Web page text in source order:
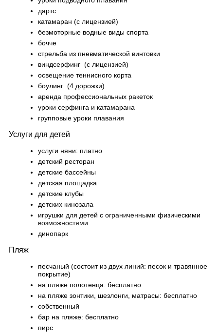
дартс
катамаран (с лицензией)
безмоторные водные виды спорта
бочче
стрельба из пневматической винтовки
виндсерфинг (с лицензией)
освещение теннисного корта
боулинг (4 дорожки)
аренда профессиональных ракеток
уроки серфинга и катамарана
групповые уроки плавания
Услуги для детей
услуги няни: платно
детский ресторан
детские бассейны
детская площадка
детские клубы
детских кинозала
игрушки для детей с ограниченными физическими
возможностями
динопарк
Пляж
песчаный (состоит из двух линий: песок и травянное
покрытие)
на пляже полотенца: бесплатно
на пляже зонтики, шезлонги, матрасы: бесплатно
собственный
бар на пляже: бесплатно
пирс